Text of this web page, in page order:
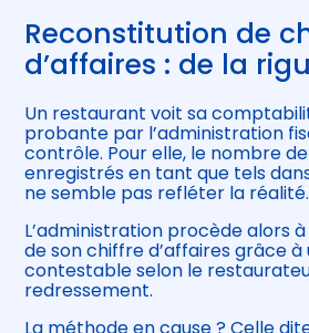
Reconstitution de
d’affaires : de la
Un restaurant voit sa
probante par l’administration
contrôle. Pour elle, le nombre
enregistrés en tant que tels
ne semble pas refléter la réalité.
L’administration procède alors
de son chiffre d’affaires grâce
contestable selon le
redressement.